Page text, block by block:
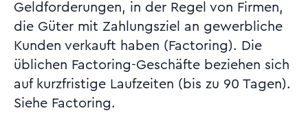
Geldforderungen, in der Regel von Firmen,
die Güter mit Zahlungsziel an gewerbliche
Kunden verkauft haben (Factoring). Die
üblichen Factoring-Geschäfte beziehen sich
auf kurzfristige Laufzeiten (bis zu 90 Tagen).
Siehe Factoring.